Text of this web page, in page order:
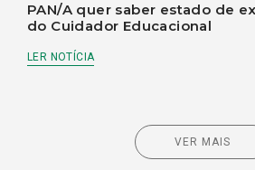
PAN/A quer saber estado de
do Cuidador Educacional
LER NOTÍCIA
VER MAIS